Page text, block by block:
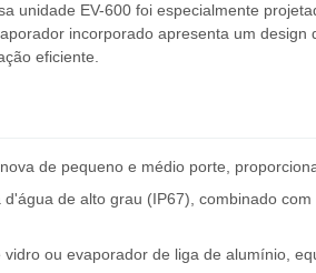
unidade EV-600 foi especialmente
incorporado apresenta um
eficiente.
de pequeno e médio porte,
de alto grau (IP67), combinado
ou evaporador de liga de alumínio,